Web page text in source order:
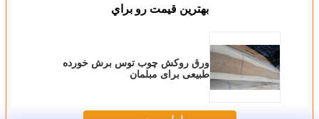
بهترين قيمت رو براي
ورق روکش چوب توس برش خورده
طبیعی برای مبلمان